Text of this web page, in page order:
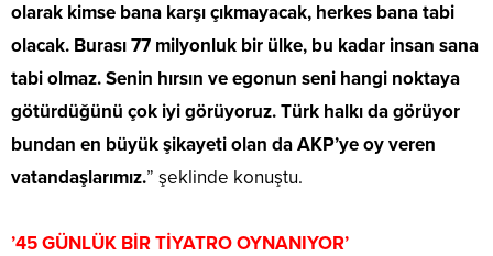
olarak kimse bana karşı çıkmayacak, herkes bana tabi
olacak. Burası 77 milyonluk bir ülke, bu kadar insan sana
tabi olmaz. Senin hırsın ve egonun seni hangi noktaya
götürdüğünü çok iyi görüyoruz. Türk halkı da görüyor
bundan en büyük şikayeti olan da AKP’ye oy veren
vatandaşlarımız.” şeklinde konuştu.
’45 GÜNLÜK BİR TİYATRO OYNANIYOR’